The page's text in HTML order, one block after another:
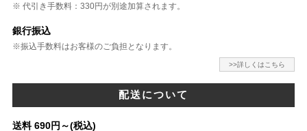
※ 代引き手数料：330円が別途加算されます。
銀行振込
※振込手数料はお客様のご負担となります。
>>詳しくはこちら
配送について
送料 690円～(税込)